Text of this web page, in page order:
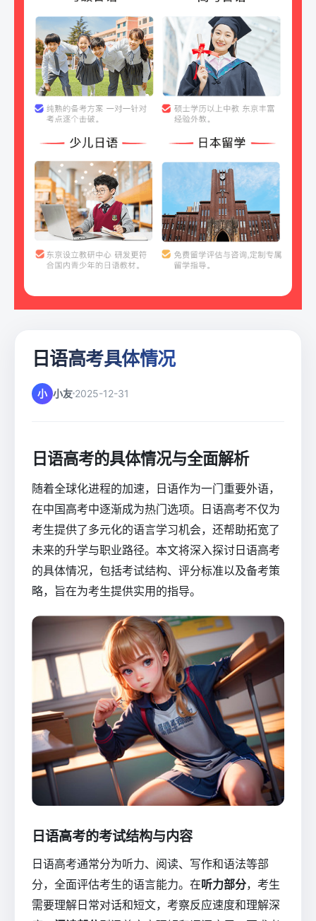
日语高考具体情况
小 小友 2025-12-31
日语高考的具体情况与全面解析
随着全球化进程的加速，日语作为一门重要外语，
在中国高考中逐渐成为热门选项。日语高考不仅为
考生提供了多元化的语言学习机会，还帮助拓宽了
未来的升学与职业路径。本文将深入探讨日语高考
的具体情况，包括考试结构、评分标准以及备考策
略，旨在为考生提供实用的指导。
日语高考的考试结构与内容
日语高考通常分为听力、阅读、写作和语法等部
分，全面评估考生的语言能力。在听力部分，考生
需要理解日常对话和短文，考察反应速度和理解深